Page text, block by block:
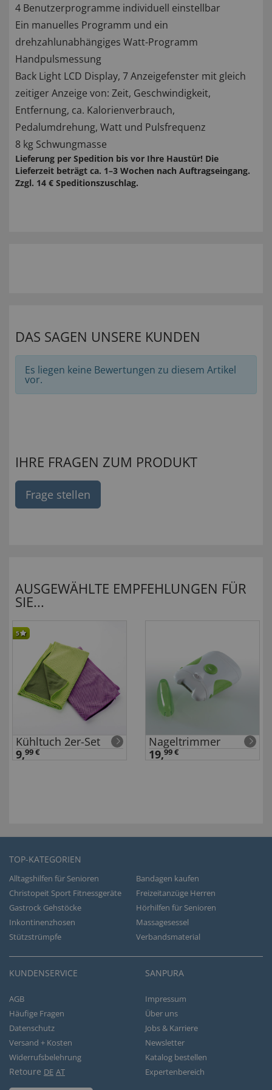
4 Benutzerprogramme individuell einstellbar
Ein manuelles Programm und ein
drehzahlunabhängiges Watt-Programm
Handpulsmessung
Back Light LCD Display, 7 Anzeigefenster mit gleich
zeitiger Anzeige von: Zeit, Geschwindigkeit,
Entfernung, ca. Kalorienverbrauch,
Pedalumdrehung, Watt und Pulsfrequenz
8 kg Schwungmasse
Lieferung per Spedition bis vor Ihre Haustür! Die
Lieferzeit beträgt ca. 1–3 Wochen nach Auftragseingang.
Zzgl. 14 € Speditionszuschlag.
DAS SAGEN UNSERE KUNDEN
Es liegen keine Bewertungen zu diesem Artikel
vor.
IHRE FRAGEN ZUM PRODUKT
Frage stellen
AUSGEWÄHLTE EMPFEHLUNGEN FÜR
SIE...
5
Kühltuch 2er-Set
9,99 €
Nageltrimmer
19,99 €
TOP-KATEGORIEN
Alltagshilfen für Senioren
Bandagen kaufen
Christopeit Sport Fitnessgeräte
Freizeitanzüge Herren
Gastrock Gehstöcke
Hörhilfen für Senioren
Inkontinenzhosen
Massagesessel
Stützstrümpfe
Verbandsmaterial
KUNDENSERVICE
AGB
Häufige Fragen
Datenschutz
Versand + Kosten
Widerrufsbelehrung
Retoure DE AT
SANPURA
Impressum
Über uns
Jobs & Karriere
Newsletter
Katalog bestellen
Expertenbereich